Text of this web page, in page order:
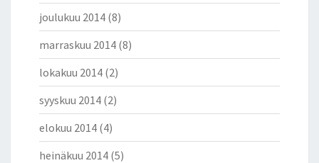
joulukuu 2014 (8)
marraskuu 2014 (8)
lokakuu 2014 (2)
syyskuu 2014 (2)
elokuu 2014 (4)
heinäkuu 2014 (5)